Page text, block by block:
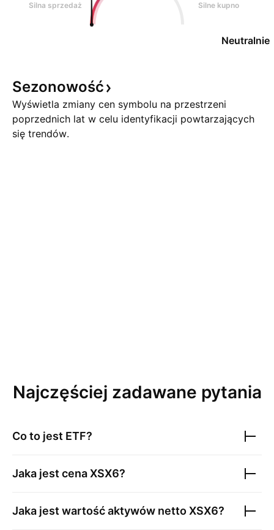
Silna sprzedaż Silne kupno
Neutralnie
Sezonowość
Wyświetla zmiany cen symbolu na przestrzeni
poprzednich lat w celu identyfikacji powtarzających
się trendów.
Najczęściej zadawane pytania
Co to jest ETF?
Jaka jest cenaXSX6?
Jaka jest wartość aktywów nettoXSX6?